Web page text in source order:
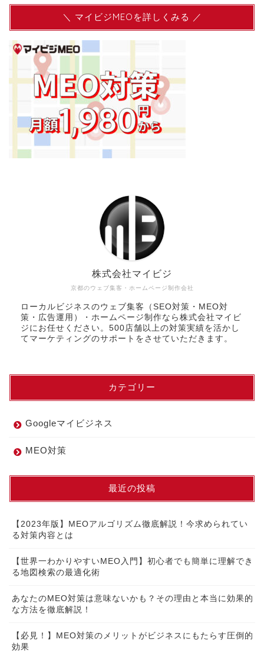
＼ マイビジMEOを詳しくみる ／
京都のウェブ集客・ホームページ制作会社
株式会社マイビジ
ローカルビジネスのウェブ集客（SEO対策・MEO対
策・広告運用）・ホームページ制作なら株式会社マイビ
ジにお任せください。500店舗以上の対策実績を活かし
てマーケティングのサポートをさせていただきます。
カテゴリー
Googleマイビジネス
MEO対策
最近の投稿
【2023年版】MEOアルゴリズム徹底解説！今求められてい
る対策内容とは
【世界一わかりやすいMEO入門】初心者でも簡単に理解でき
る地図検索の最適化術
あなたのMEO対策は意味ないかも？その理由と本当に効果的
な方法を徹底解説！
【必見！】MEO対策のメリットがビジネスにもたらす圧倒的
効果